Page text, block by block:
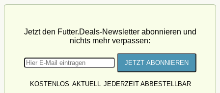
Jetzt den Futter.Deals-Newsletter abonnieren und
nichts mehr verpassen:
KOSTENLOS AKTUELL JEDERZEIT ABBESTELLBAR